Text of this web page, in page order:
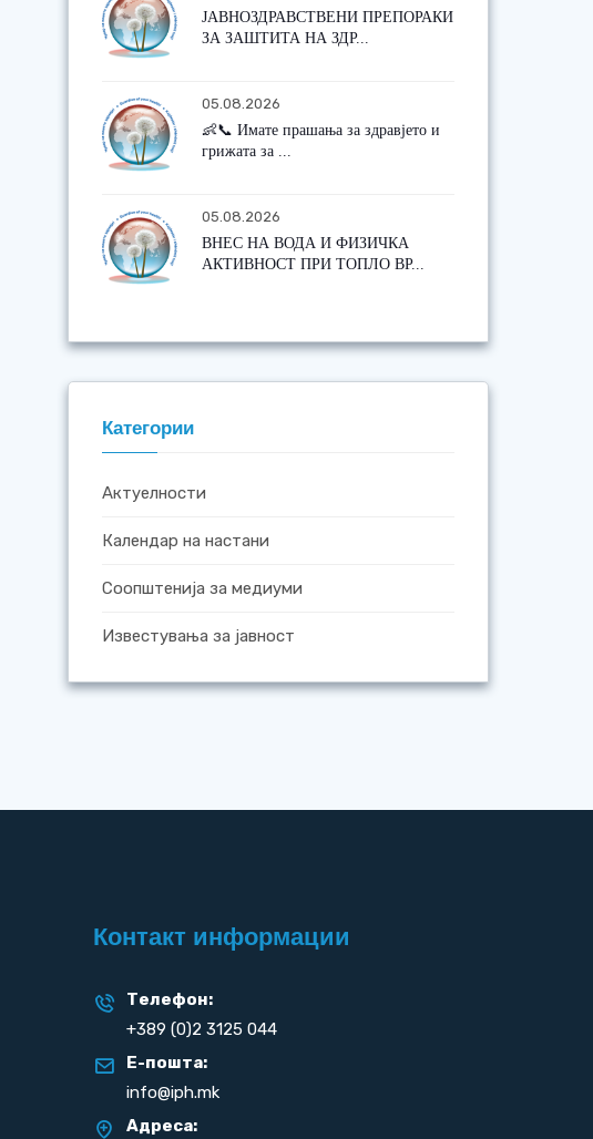
ЈАВНОЗДРАВСТВЕНИ ПРЕПОРАКИ
ЗА ЗАШТИТА НА ЗДР...
05.08.2026
👶📞 Имате прашања за здравјето и
грижата за ...
05.08.2026
ВНЕС НА ВОДА И ФИЗИЧКА
АКТИВНОСТ ПРИ ТОПЛО ВР...
Категории
Актуелности
Календар на настани
Соопштенија за медиуми
Известувања за јавност
Контакт информации
Телефон:
+389 (0)2 3125 044
Е-пошта:
info@iph.mk
Адреса: